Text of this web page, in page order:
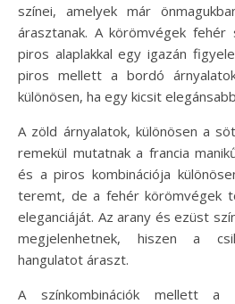
színei, amelyek már
árasztanak. A körömvégek fehér
piros alaplakkal egy igazán
piros mellett a bordó
különösen, ha egy kicsit
A zöld árnyalatok, különösen a
remekül mutatnak a francia
és a piros kombinációja
teremt, de a fehér körömvégek
eleganciáját. Az arany és ezüst
megjelenhetnek, hiszen a
hangulatot áraszt.
A színkombinációk mellett a